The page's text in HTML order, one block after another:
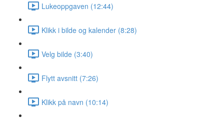
Lukeoppgaven (12:44)
Klikk i bilde og kalender (8:28)
Velg bilde (3:40)
Flytt avsnitt (7:26)
Klikk på navn (10:14)